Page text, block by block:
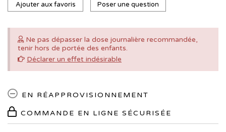
Ajouter aux favoris Poser une question
Ne pas dépasser la dose journalière recommandée,
tenir hors de portée des enfants.
Déclarer un effet indésirable
EN RÉAPPROVISIONNEMENT
COMMANDE EN LIGNE SÉCURISÉE